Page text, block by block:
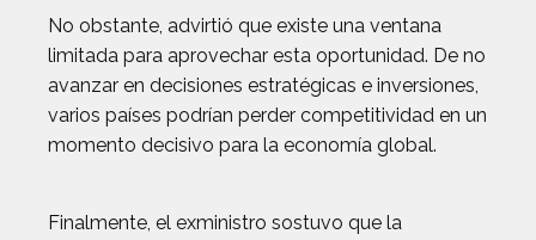
No obstante, advirtió que existe una ventana
limitada para aprovechar esta oportunidad. De no
avanzar en decisiones estratégicas e inversiones,
varios países podrían perder competitividad en un
momento decisivo para la economía global.
Finalmente, el exministro sostuvo que la